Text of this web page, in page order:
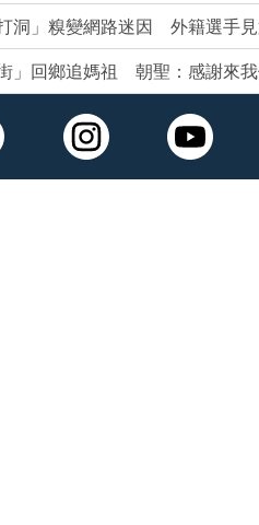
洞」糗變網路迷因 外籍選手
」回鄉追媽祖 朝聖：感謝來